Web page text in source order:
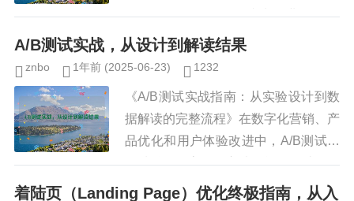
（A/B Testing）已经成为企业优化用
户体验（UX）和提升转化率（CVR）
A/B测试实战，从设计到解读结果
znbo 1年前 (2025-06-23) 1232
《A/B测试实战指南：从实验设计到数
据解读的完整流程》在数字化营销、产
品优化和用户体验改进中，A/B测试是
一种科学且高效的方法，能够帮助团队
基于数据做出决策，无论是优化网页转
着陆页（Landing Page）优化终极指南，从入